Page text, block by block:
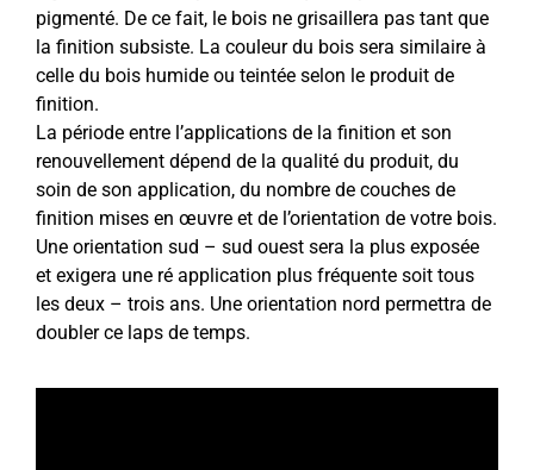
pigmenté. De ce fait, le bois ne grisaillera pas tant que
la finition subsiste. La couleur du bois sera similaire à
celle du bois humide ou teintée selon le produit de
finition.
La période entre l’applications de la finition et son
renouvellement dépend de la qualité du produit, du
soin de son application, du nombre de couches de
finition mises en œuvre et de l’orientation de votre bois.
Une orientation sud – sud ouest sera la plus exposée
et exigera une ré application plus fréquente soit tous
les deux – trois ans. Une orientation nord permettra de
doubler ce laps de temps.